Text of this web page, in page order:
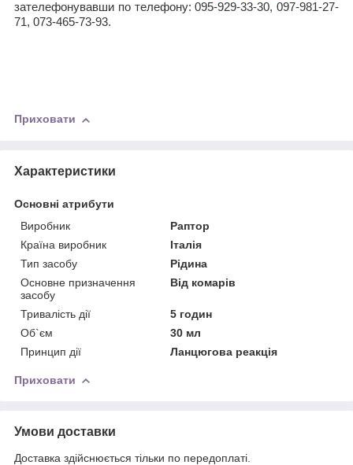
зателефонувавши по телефону: 095-929-33-30, 097-981-27-
71, 073-465-73-93.
Приховати
Характеристики
Основні атрибути
Виробник
Раптор
Країна виробник
Італія
Тип засобу
Рідина
Основне призначення
засобу
Від комарів
Тривалість дії
5 годин
Об`єм
30 мл
Принцип дії
Ланцюгова реакція
Приховати
Умови доставки
Доставка здійснюється тільки по передоплаті.